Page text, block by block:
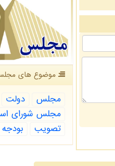
موضوع های
مجلس دولت
مجلس شورای
تصویب
بودجه